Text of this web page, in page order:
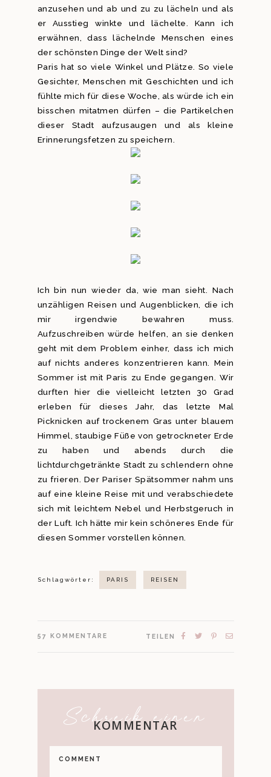
anzusehen und ab und zu zu lächeln und als
er Ausstieg winkte und lächelte. Kann ich
erwähnen, dass lächelnde Menschen eines
der schönsten Dinge der Welt sind?
Paris hat so viele Winkel und Plätze. So viele
Gesichter, Menschen mit Geschichten und ich
fühlte mich für diese Woche, als würde ich ein
bisschen mitatmen dürfen – die Partikelchen
dieser Stadt aufzusaugen und als kleine
Erinnerungsfetzen zu speichern.
Ich bin nun wieder da, wie man sieht. Nach
unzähligen Reisen und Augenblicken, die ich
mir irgendwie bewahren muss.
Aufzuschreiben würde helfen, an sie denken
geht mit dem Problem einher, dass ich mich
auf nichts anderes konzentrieren kann. Mein
Sommer ist mit Paris zu Ende gegangen. Wir
durften hier die vielleicht letzten 30 Grad
erleben für dieses Jahr, das letzte Mal
Picknicken auf trockenem Gras unter blauem
Himmel, staubige Füße von getrockneter Erde
zu haben und abends durch die
lichtdurchgetränkte Stadt zu schlendern ohne
zu frieren. Der Pariser Spätsommer nahm uns
auf eine kleine Reise mit und verabschiedete
sich mit leichtem Nebel und Herbstgeruch in
der Luft. Ich hätte mir kein schöneres Ende für
diesen Sommer vorstellen können.
Schlagwörter: PARIS REISEN
57 KOMMENTARE TEILEN
Schreib einen
KOMMENTAR